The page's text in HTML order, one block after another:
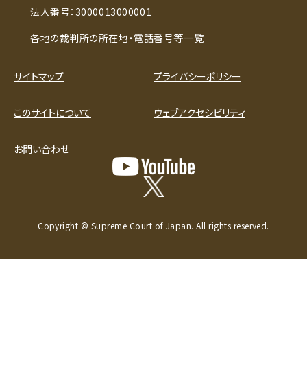
法人番号：3000013000001
各地の裁判所の所在地・電話番号等一覧
サイトマップ プライバシーポリシー
このサイトについて ウェブアクセシビリティ
お問い合わせ
Copyright © Supreme Court of Japan. All rights reserved.